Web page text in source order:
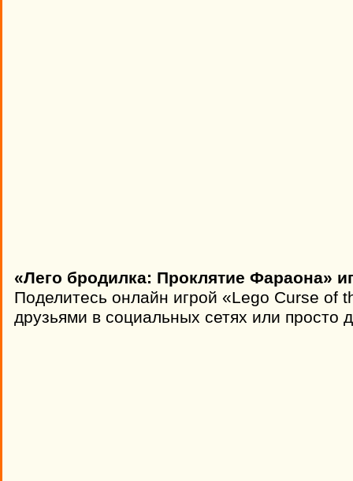
«Лего бродилка: Проклятие Фараона»
Поделитесь онлайн игрой «Lego Curse of
друзьями в социальных сетях или просто